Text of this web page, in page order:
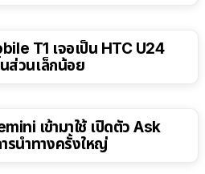
T1 เจอเป็น HTC U24
ส่วนเล็กน้อย
เข้ามาใช้ เปิดตัว Ask
รนำทางครั้งใหญ่